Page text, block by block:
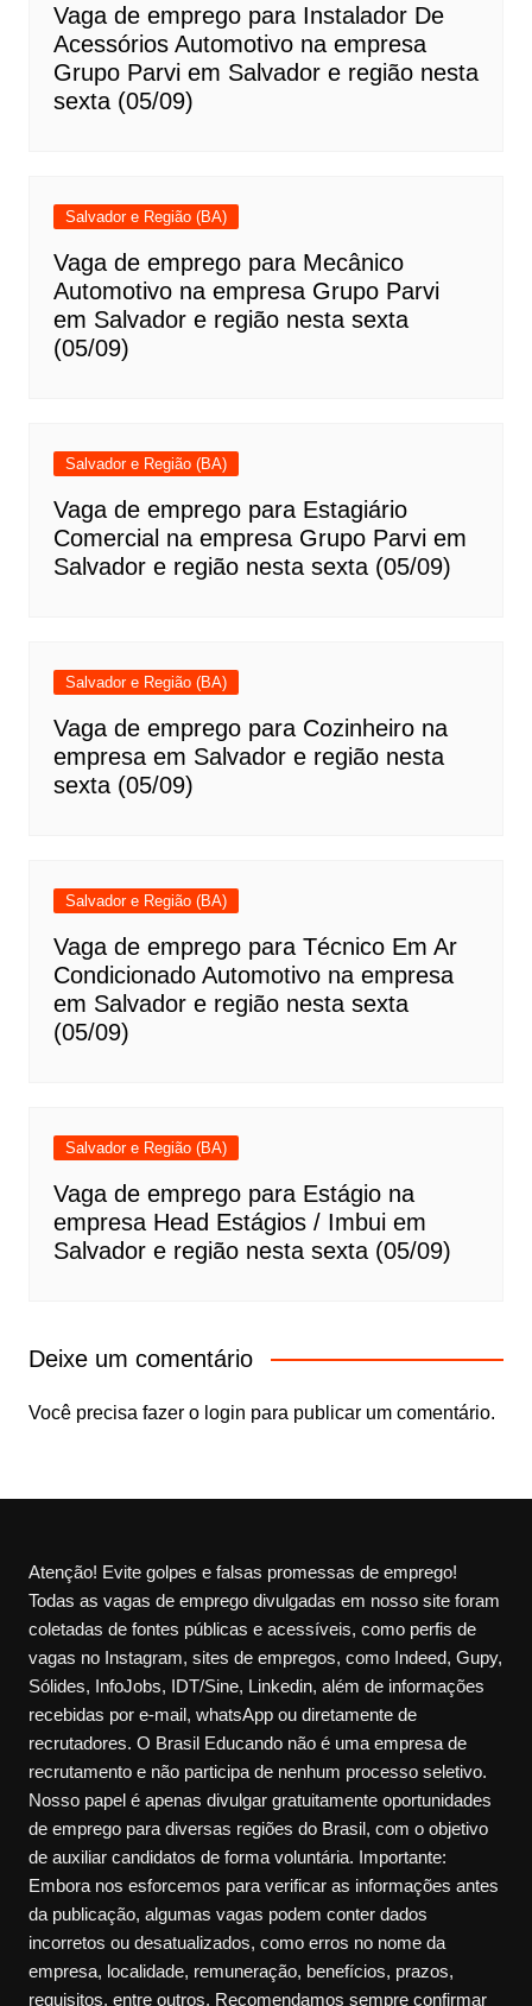
Vaga de emprego para Instalador De
Acessórios Automotivo na empresa
Grupo Parvi em Salvador e região nesta
sexta (05/09)
Salvador e Região (BA)
Vaga de emprego para Mecânico
Automotivo na empresa Grupo Parvi
em Salvador e região nesta sexta
(05/09)
Salvador e Região (BA)
Vaga de emprego para Estagiário
Comercial na empresa Grupo Parvi em
Salvador e região nesta sexta (05/09)
Salvador e Região (BA)
Vaga de emprego para Cozinheiro na
empresa em Salvador e região nesta
sexta (05/09)
Salvador e Região (BA)
Vaga de emprego para Técnico Em Ar
Condicionado Automotivo na empresa
em Salvador e região nesta sexta
(05/09)
Salvador e Região (BA)
Vaga de emprego para Estágio na
empresa Head Estágios / Imbui em
Salvador e região nesta sexta (05/09)
Deixe um comentário
Você precisa fazer o login para publicar um comentário.
Atenção! Evite golpes e falsas promessas de emprego!
Todas as vagas de emprego divulgadas em nosso site foram
coletadas de fontes públicas e acessíveis, como perfis de
vagas no Instagram, sites de empregos, como Indeed, Gupy,
Sólides, InfoJobs, IDT/Sine, Linkedin, além de informações
recebidas por e-mail, whatsApp ou diretamente de
recrutadores. O Brasil Educando não é uma empresa de
recrutamento e não participa de nenhum processo seletivo.
Nosso papel é apenas divulgar gratuitamente oportunidades
de emprego para diversas regiões do Brasil, com o objetivo
de auxiliar candidatos de forma voluntária. Importante:
Embora nos esforcemos para verificar as informações antes
da publicação, algumas vagas podem conter dados
incorretos ou desatualizados, como erros no nome da
empresa, localidade, remuneração, benefícios, prazos,
requisitos, entre outros. Recomendamos sempre confirmar